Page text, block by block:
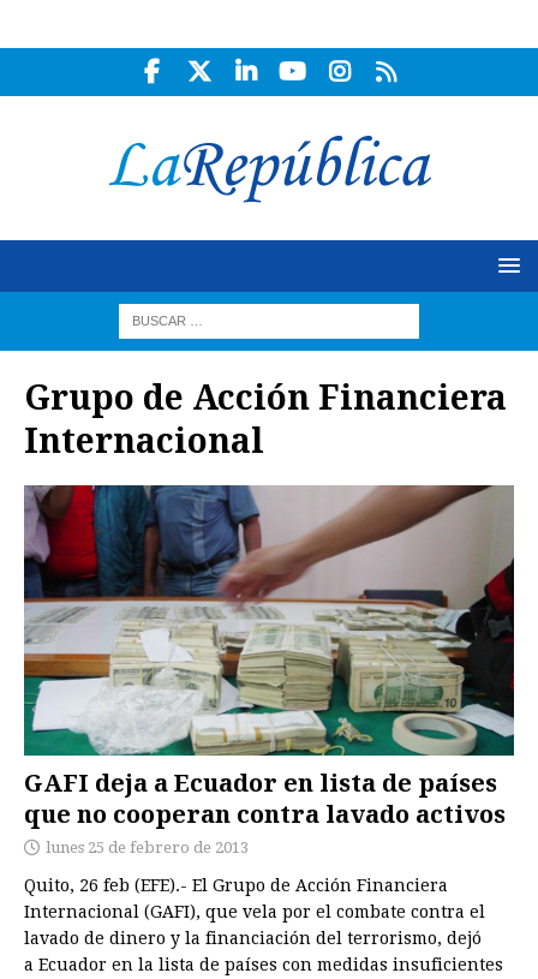
Grupo de Acción Financiera
Internacional
GAFI deja a Ecuador en lista de países
que no cooperan contra lavado activos
lunes 25 de febrero de 2013
Quito, 26 feb (EFE).- El Grupo de Acción Financiera
Internacional (GAFI), que vela por el combate contra el
lavado de dinero y la financiación del terrorismo, dejó
a Ecuador en la lista de países con medidas insuficientes